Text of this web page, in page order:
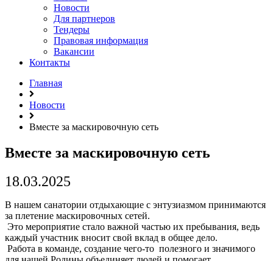
Новости
Для партнеров
Тендеры
Правовая информация
Вакансии
Контакты
Главная
Новости
Вместе за маскировочную сеть
Вместе за маскировочную сеть
18.03.2025
В нашем санатории отдыхающие с энтузиазмом принимаются
за плетение маскировочных сетей.
Это мероприятие стало важной частью их пребывания, ведь
каждый участник вносит свой вклад в общее дело.
Работа в команде, создание чего-то полезного и значимого